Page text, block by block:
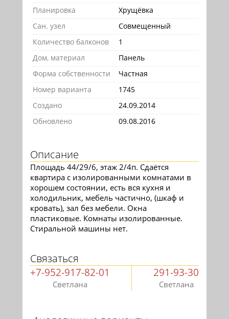
Планировка
Хрущёвка
Сан. узел
Совмещенный
Количество балконов
1
Дом, материал
Панель
Форма собственности
Частная
Номер варианта
1745
Создано
24.09.2014
Обновлено
09.08.2016
Описание
Площадь 44/29/6, этаж 2/4п. Сдаётся
квартира с изолированными комнатами в
хорошем состоянии, есть вся кухня и
холодильник, мебель частично, (шкаф и
кровать), зал без мебели. Окна
пластиковые. Комнаты изолированные.
Стиральной машины нет.
Связаться
+7-952-917-82-01
Светлана
291-93-30
Светлана